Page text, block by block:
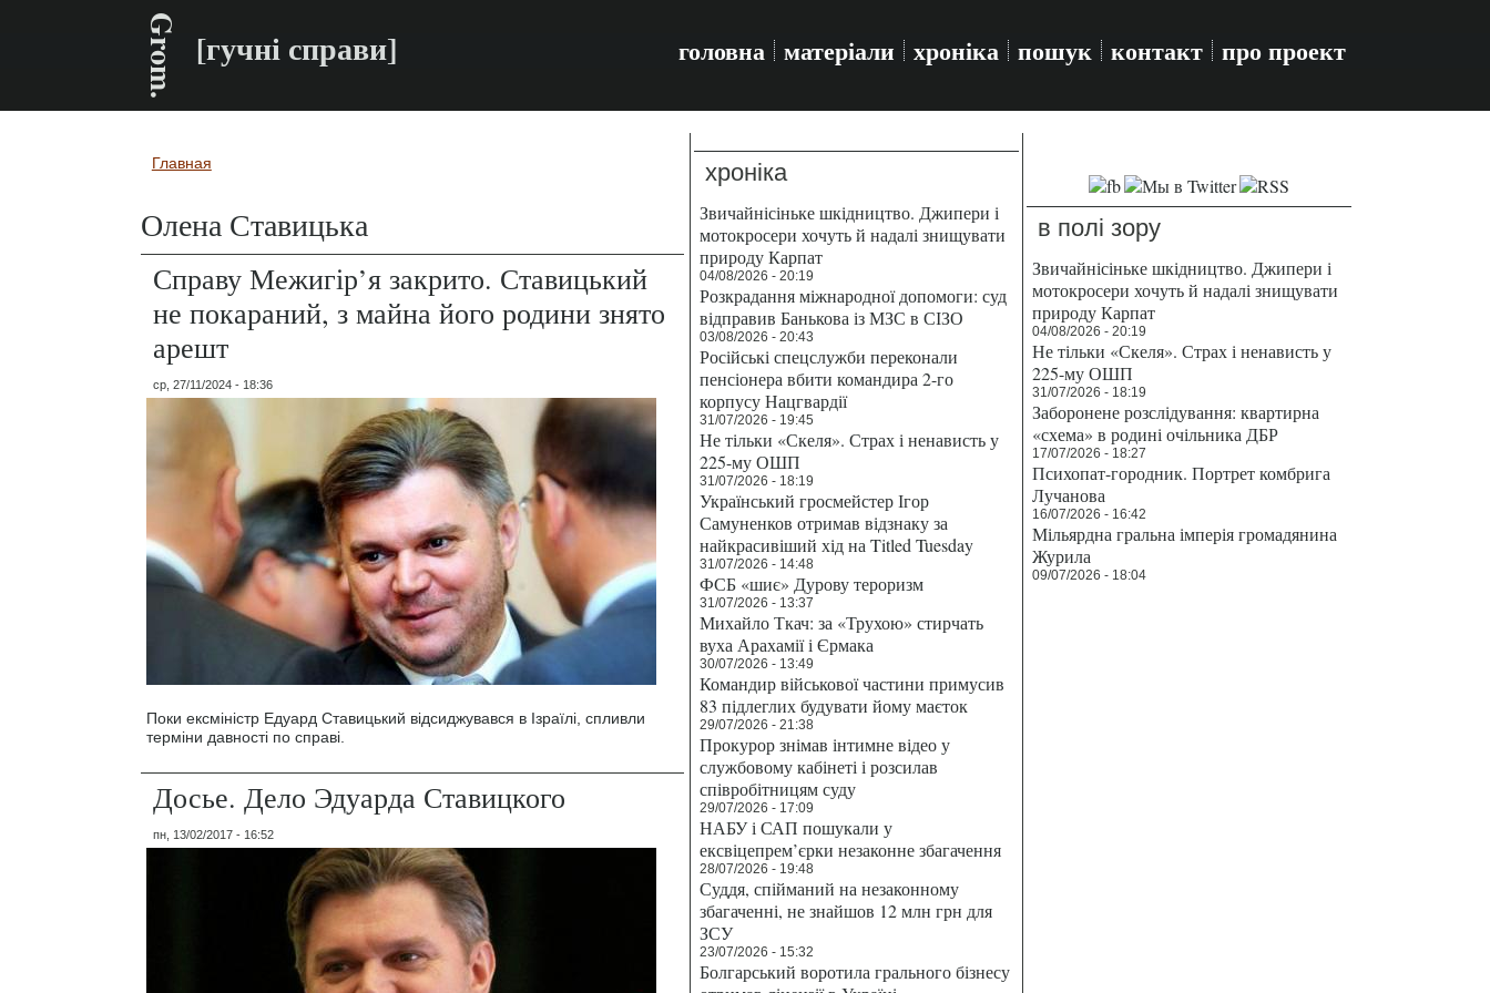
Grom. [гучні справи] головна матеріали хроніка пошук контакт про проект
Вы здесь
Главная
Олена Ставицька
Справу Межигір’я закрито. Ставицький
не покараний, з майна його родини знято
арешт
ср, 27/11/2024 - 18:36
Поки ексміністр Едуард Ставицький відсиджувався в Ізраїлі, спливли
терміни давності по справі.
Досье. Дело Эдуарда Ставицкого
пн, 13/02/2017 - 16:52
хроніка
Звичайнісіньке шкідництво. Джипери і
мотокросери хочуть й надалі знищувати
природу Карпат
04/08/2026 - 20:19
Розкрадання міжнародної допомоги: суд
відправив Банькова із МЗС в СІЗО
03/08/2026 - 20:43
Російські спецслужби переконали
пенсіонера вбити командира 2-го
корпусу Нацгвардії
31/07/2026 - 19:45
Не тільки «Скеля». Страх і ненависть у
225-му ОШП
31/07/2026 - 18:19
Український гросмейстер Ігор
Самуненков отримав відзнаку за
найкрасивіший хід на Titled Tuesday
31/07/2026 - 14:48
ФСБ «шиє» Дурову тероризм
31/07/2026 - 13:37
Михайло Ткач: за «Трухою» стирчать
вуха Арахамії і Єрмака
30/07/2026 - 13:49
Командир військової частини примусив
83 підлеглих будувати йому маєток
29/07/2026 - 21:38
Прокурор знімав інтимне відео у
службовому кабінеті і розсилав
співробітницям суду
29/07/2026 - 17:09
НАБУ і САП пошукали у
ексвіцепрем’єрки незаконне збагачення
28/07/2026 - 19:48
Суддя, спійманий на незаконному
збагаченні, не знайшов 12 млн грн для
ЗСУ
23/07/2026 - 15:32
Болгарський воротила грального бізнесу
в полі зору
Звичайнісіньке шкідництво. Джипери і
мотокросери хочуть й надалі знищувати
природу Карпат
04/08/2026 - 20:19
Не тільки «Скеля». Страх і ненависть у
225-му ОШП
31/07/2026 - 18:19
Заборонене розслідування: квартирна
«схема» в родині очільника ДБР
17/07/2026 - 18:27
Психопат-городник. Портрет комбрига
Лучанова
16/07/2026 - 16:42
Мільярдна гральна імперія громадянина
Журила
09/07/2026 - 18:04